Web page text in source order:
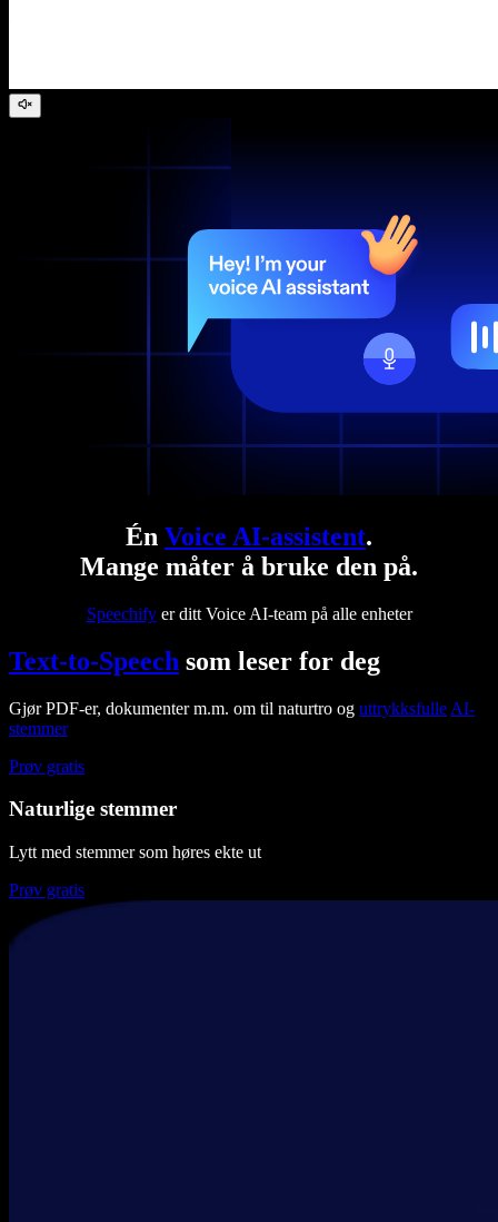
Én Voice AI-assistent.
Mange måter å bruke den på.
Speechifyer ditt Voice AI-team på alle enheter
Text-to-Speech som leser for deg
Gjør PDF-er, dokumenter m.m. om til naturtro og uttrykksfulle AI-
stemmer
Prøv gratis
Naturlige stemmer
Lytt med stemmer som høres ekte ut
Prøv gratis